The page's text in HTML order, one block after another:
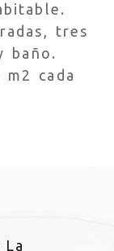
tres
baño.
cada
La